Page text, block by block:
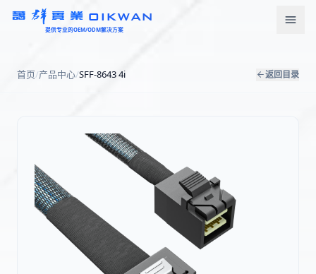
OIKWAN
提供专业的OEM/ODM解决方案
首页/产品中心/SFF-8643 4i 返回目录